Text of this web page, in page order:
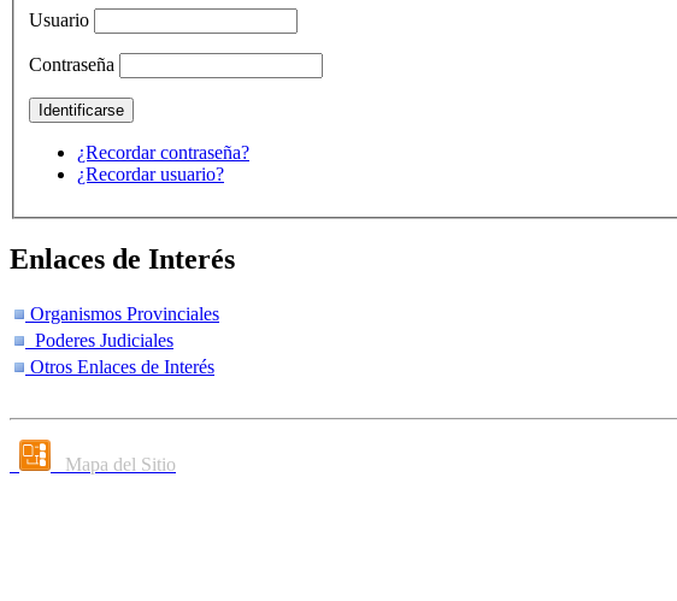
Usuario
Contraseña
¿Recordar contraseña?
¿Recordar usuario?
Enlaces de Interés
Organismos Provinciales
Poderes Judiciales
Otros Enlaces de Interés
Mapa del Sitio